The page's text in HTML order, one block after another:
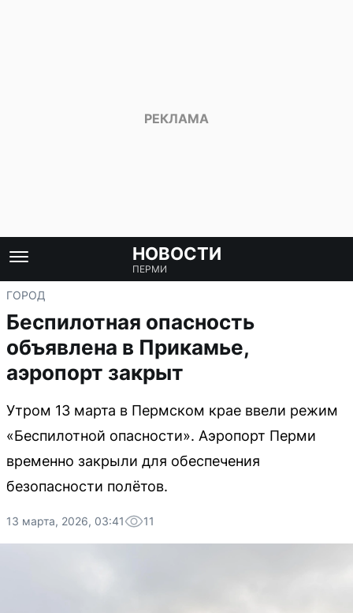
НОВОСТИ
ПЕРМИ
ГОРОД
Беспилотная опасность
объявлена в Прикамье,
аэропорт закрыт
Утром 13 марта в Пермском крае ввели режим
«Беспилотной опасности». Аэропорт Перми
временно закрыли для обеспечения
безопасности полётов.
13 марта, 2026, 03:41 11